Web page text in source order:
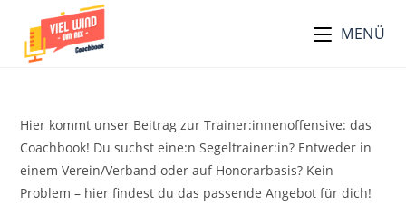
Inhalt
springen
MENÜ
Hier kommt unser Beitrag zur Trainer:innenoffensive: das
Coachbook! Du suchst eine:n Segeltrainer:in? Entweder in
einem Verein/Verband oder auf Honorarbasis? Kein
Problem – hier findest du das passende Angebot für dich!